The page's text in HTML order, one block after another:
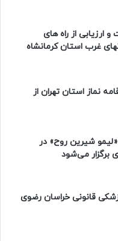
ارزیابی از راه های
غرب استان کرمانشاه
نماز استان تهران از
شیرین روح» در
برگزار می‌شود
قانونی خراسان رضوی